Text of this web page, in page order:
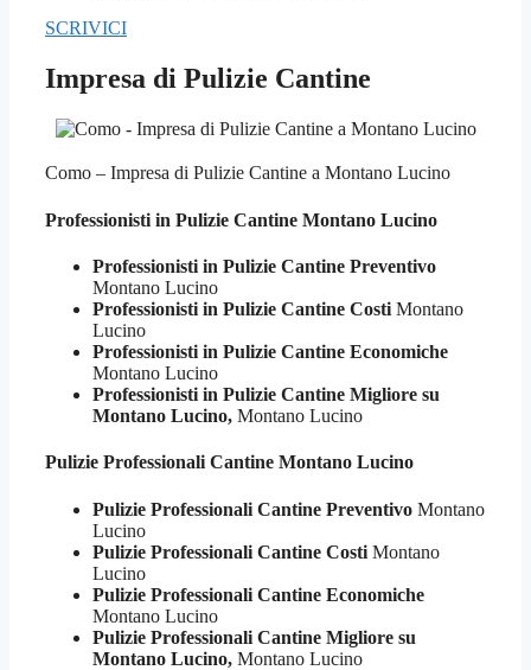
SCRIVICI
Impresa di Pulizie Cantine
Como – Impresa di Pulizie Cantine a Montano Lucino
Professionisti in Pulizie Cantine Montano Lucino
Professionisti in Pulizie Cantine Preventivo
Montano Lucino
Professionisti in Pulizie Cantine Costi Montano
Lucino
Professionisti in Pulizie Cantine Economiche
Montano Lucino
Professionisti in Pulizie Cantine Migliore su
Montano Lucino, Montano Lucino
Pulizie Professionali Cantine Montano Lucino
Pulizie Professionali Cantine Preventivo Montano
Lucino
Pulizie Professionali Cantine Costi Montano
Lucino
Pulizie Professionali Cantine Economiche
Montano Lucino
Pulizie Professionali Cantine Migliore su
Montano Lucino, Montano Lucino